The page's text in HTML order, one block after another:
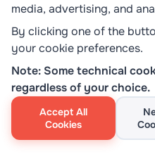
在 settings.py 中：
from decouple import
SECRET_KEY =
media, advertising, and
By clicking one of the
your cookie preferences.
Note: Some technical
regardless of your choice.
Accept All
Cookies